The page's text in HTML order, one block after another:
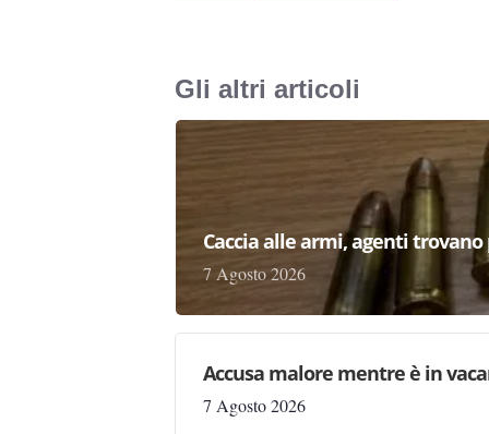
Gli altri articoli
Caccia alle armi, agenti
7 Agosto 2026
Accusa malore mentre è in
7 Agosto 2026